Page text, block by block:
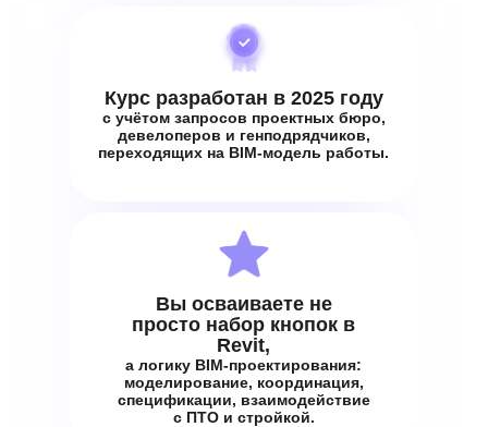
Вы осваиваете не
просто набор кнопок в
Revit,
а логику BIM-проектирования:
моделирование, координация,
спецификации, взаимодействие
с ПТО и стройкой.
Курс разработан в 2025 году
с учётом запросов проектных бюро,
девелоперов и генподрядчиков,
переходящих на BIM-модель работы.